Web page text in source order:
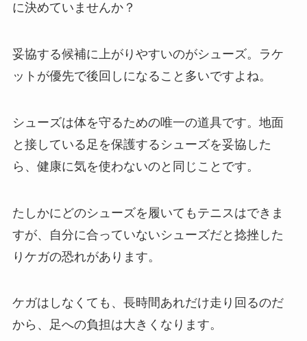
に決めていませんか？
妥協する候補に上がりやすいのがシューズ。ラケ
ットが優先で後回しになること多いですよね。
シューズは体を守るための唯一の道具です。地面
と接している足を保護するシューズを妥協した
ら、健康に気を使わないのと同じことです。
たしかにどのシューズを履いてもテニスはできま
すが、自分に合っていないシューズだと捻挫した
りケガの恐れがあります。
ケガはしなくても、長時間あれだけ走り回るのだ
から、足への負担は大きくなります。